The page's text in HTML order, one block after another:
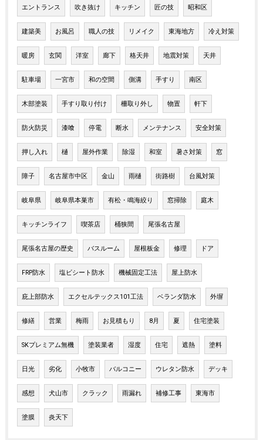
エントランス 吹き抜け キッチン 匠の技 昭和区
建築美 お風呂 職人の技 リメイク 東海地方 冷え対策
暖房 玄関 洋室 廊下 格天井 地震対策 天井
駐車場 一宮市 和の空間 側溝 手すり 南区
木部塗装 手すり取り付け 柵取り外し 物置 軒下
防火防災 漆喰 停電 断水 メンテナンス 安全対策
押し入れ 樋 屋外作業 除湿 和室 暑さ対策 窓
障子 名古屋市中区 金山 雨樋 街路樹 台風対策
岐阜県 岐阜県本巣市 有松・鳴海絞り 窓掃除 庭木
キッチンライフ 喫茶店 桶狭間 尾張名古屋
尾張名古屋の歴史 バスルーム 屋根板金 修理 ドア
FRP防水 塩ビシート防水 機械固定工法 屋上防水
庇上部防水 エクセルテックス101工法 ベランダ防水 外塀
修繕 営業 梅雨 お見積もり 8月 夏 住宅塗装
SKプレミアム無機 塗装業者 湿度 住宅 遮熱 塗料
日光 劣化 小牧市 バルコニー ウレタン防水 デッキ
感想 犬山市 クラック 雨漏れ 補修工事 東海市
塗膜 炎天下